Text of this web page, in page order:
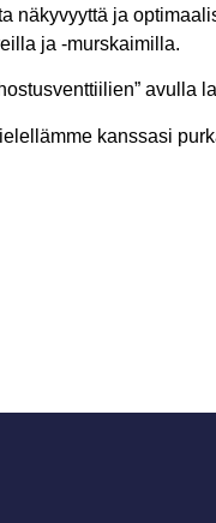
näkyvyyttä ja
ja -murskaimilla.
avulla
kanssasi